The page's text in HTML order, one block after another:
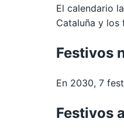
El calendario
Cataluña y los
Festivos
En 2030, 7
Festivos